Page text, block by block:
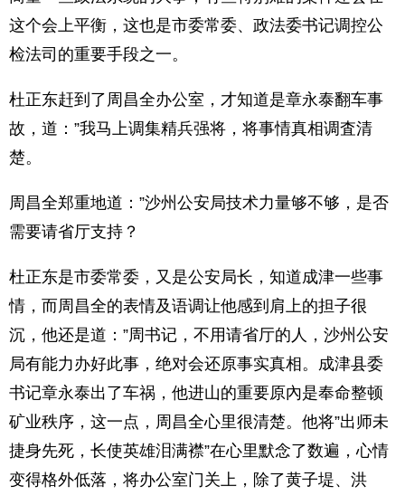
这个会上平衡，这也是市委常委、政法委书记调控公
检法司的重要手段之一。
杜正东赶到了周昌全办公室，才知道是章永泰翻车事
故，道：”我马上调集精兵强将，将事情真相调査清
楚。
周昌全郑重地道：”沙州公安局技术力量够不够，是否
需要请省厅支持？
杜正东是市委常委，又是公安局长，知道成津一些事
情，而周昌全的表情及语调让他感到肩上的担子很
沉，他还是道：”周书记，不用请省厅的人，沙州公安
局有能力办好此事，绝对会还原事实真相。成津县委
书记章永泰出了车祸，他进山的重要原內是奉命整顿
矿业秩序，这一点，周昌全心里很清楚。他将”出师未
捷身先死，长使英雄泪满襟”在心里默念了数遍，心情
变得格外低落，将办公室门关上，除了黄子堤、洪